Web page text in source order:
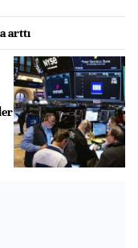
arttı